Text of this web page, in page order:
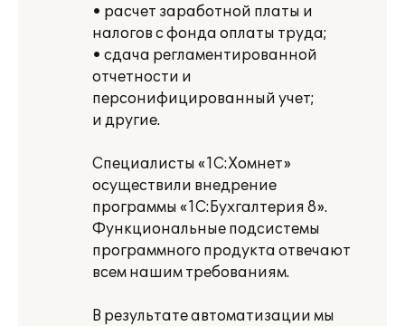
• расчет заработной платы и
налогов с фонда оплаты труда;
• сдача регламентированной
отчетности и
персонифицированный учет;
и другие.
Специалисты «1С:Хомнет»
осуществили внедрение
программы «1С:Бухгалтерия 8».
Функциональные подсистемы
программного продукта отвечают
всем нашим требованиям.
В результате автоматизации мы